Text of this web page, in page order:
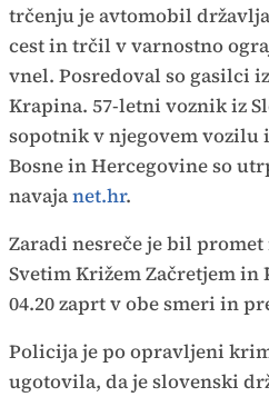
trčenju je avtomobil
cest in trčil v varnostno
vnel. Posredoval so gasilci
Krapina. 57-letni voznik iz
sopotnik v njegovem vozilu
Bosne in Hercegovine so
navajanet.hr.
Zaradi nesreče je bil promet
Svetim Križem Začretjem in
04.20 zaprt v obe smeri in
Policija je po opravljeni
ugotovila, da je slovenski